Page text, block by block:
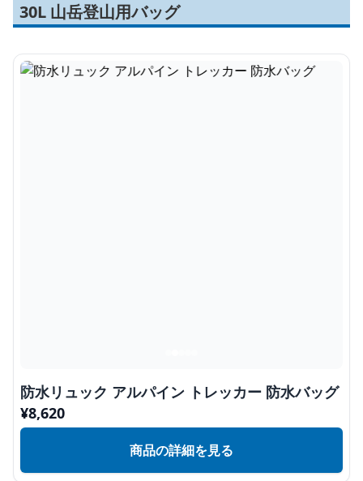
30L 山岳登山用バッグ
防水リュック アルパイン トレッカー 防水バッグ
¥8,620
商品の詳細を見る